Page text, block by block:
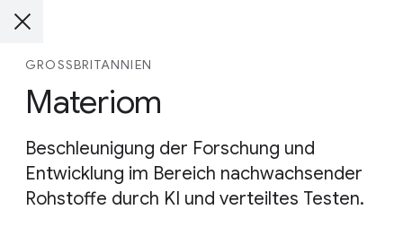
GROSSBRITANNIEN
Materiom
Beschleunigung der Forschung und
Entwicklung im Bereich nachwachsender
Rohstoffe durch KI und verteiltes Testen.